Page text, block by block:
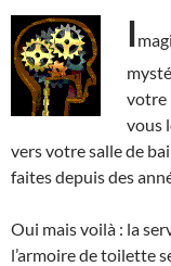
I
votre
vous
vers votre salle de
faites depuis des
Oui mais voilà : la
l’armoire de toilette